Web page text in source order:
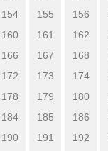
154 155 156
160 161 162
166 167 168
172 173 174
178 179 180
184 185 186
190 191 192